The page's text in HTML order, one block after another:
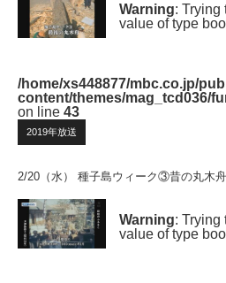
Warning: Trying
value of type
/home/xs448877/mbc.co.jp/
content/themes/mag_tcd036/
on line 43
2019年放送
2/20（水） 種子島ウィーク③昔の丸木
Warning: Trying
value of type